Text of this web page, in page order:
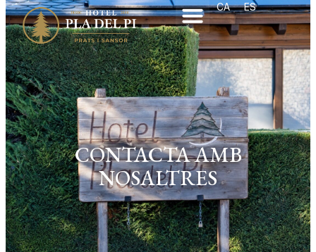
CA ES
CA ES
CONTACTA AMB
NOSALTRES